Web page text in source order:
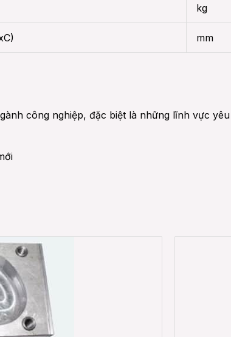
kg
mm
công nghiệp, đặc biệt là những lĩnh vực